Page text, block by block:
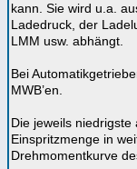
kann. Sie wird u.a.
Ladedruck, der
LMM usw. abhängt.
Bei
MWB’en.
Die jeweils
Einspritzmenge in
Drehmomentkurve